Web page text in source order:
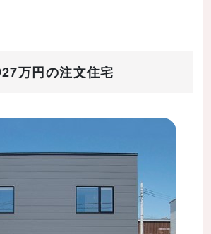
万円の注文住宅